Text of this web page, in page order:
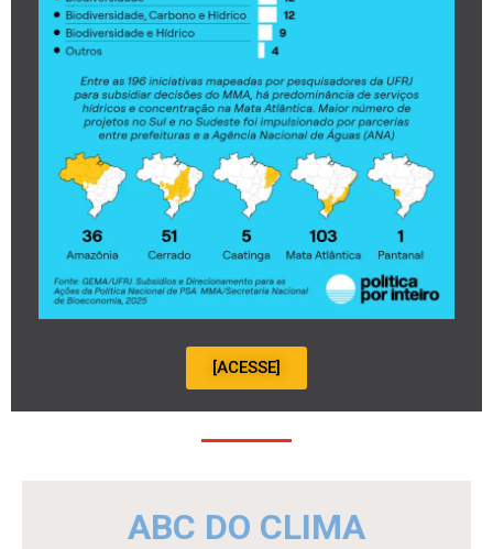
[ACESSE]
ABC DO CLIMA